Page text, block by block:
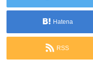
Hatena
RSS